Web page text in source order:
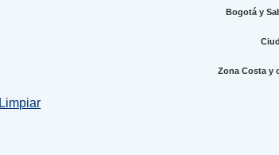
Bogotá y
Zona Costa y
Limpiar